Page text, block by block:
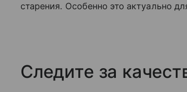
старения. Особенно это актуально
Следите за